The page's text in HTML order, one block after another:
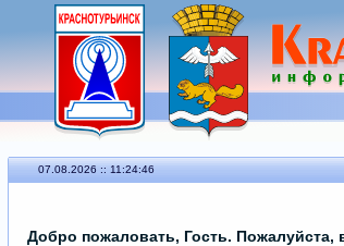
07.08.2026 :: 11:24:46
Добро пожаловать, Гость. Пожалуйста,